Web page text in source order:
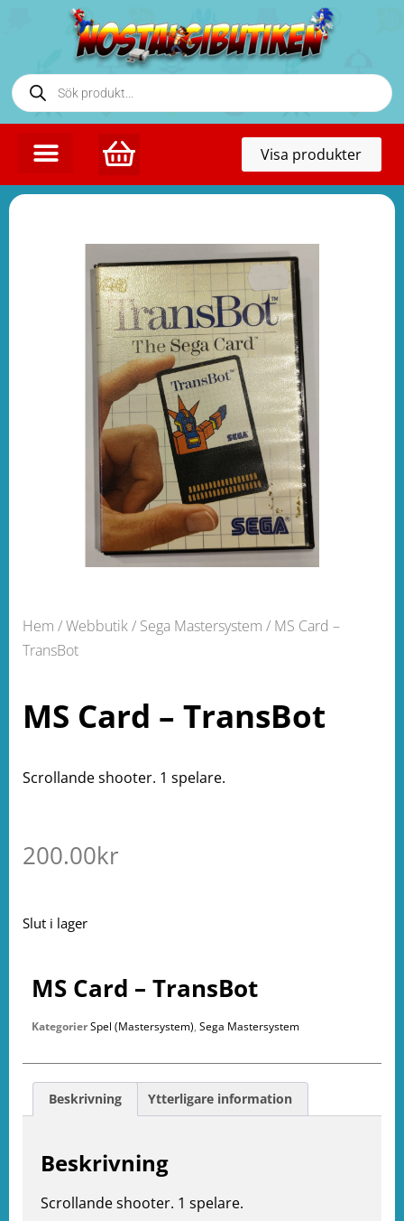
Visa produkter
Hem /Webbutik/ Sega Mastersystem / MS Card –
TransBot
MS Card – TransBot
Scrollande shooter. 1 spelare.
200.00kr
Slut i lager
MS Card – TransBot
KategorierSpel (Mastersystem), Sega Mastersystem
Beskrivning Ytterligare information
Beskrivning
Scrollande shooter. 1 spelare.